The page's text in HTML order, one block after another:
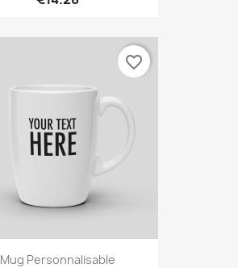
Mug Personnalisable
favorite_border